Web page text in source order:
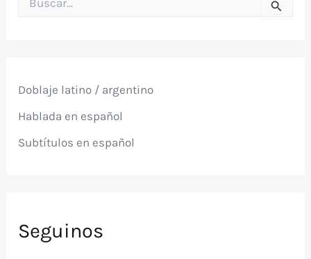
o
:
Doblaje latino / argentino
Hablada en español
Subtítulos en español
Seguinos